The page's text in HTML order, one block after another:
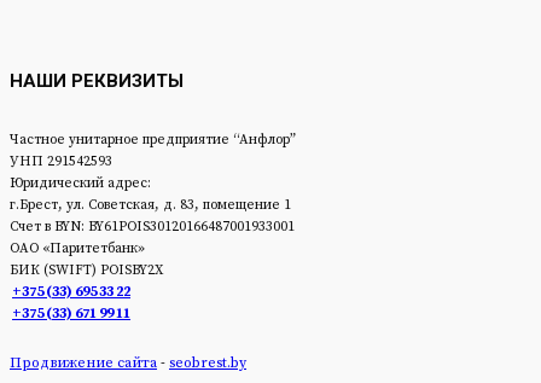
НАШИ РЕКВИЗИТЫ
Частное унитарное предприятие “Анфлор”
УНП 291542593
Юридический адрес:
г.Брест, ул. Советская, д. 83, помещение 1
Счет в BYN: BY61POIS30120166487001933001
ОАО «Паритетбанк»
БИК (SWIFT) POISBY2Х
+375 (33) 695 33 22
+375 (33) 671 99 11
Продвижение сайта - seobrest.by